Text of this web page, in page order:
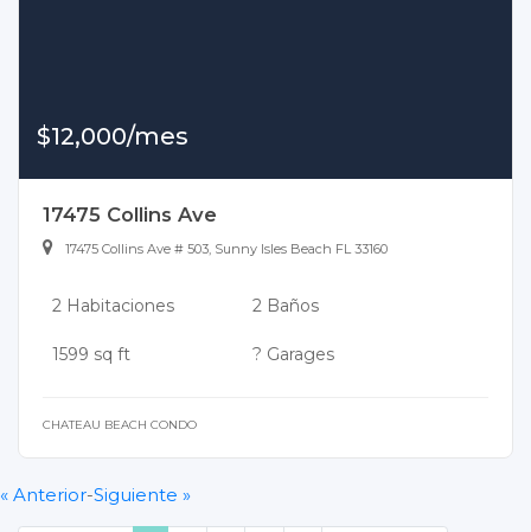
$12,000/mes
17475 Collins Ave
17475 Collins Ave # 503, Sunny Isles Beach FL 33160
2 Habitaciones 2 Baños
1599 sq ft ? Garages
CHATEAU BEACH CONDO
« Anterior-Siguiente »